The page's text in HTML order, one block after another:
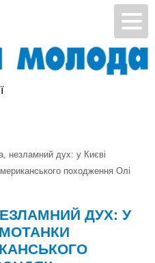
незламний дух: у Києві
походження Олі
ДУХ: У